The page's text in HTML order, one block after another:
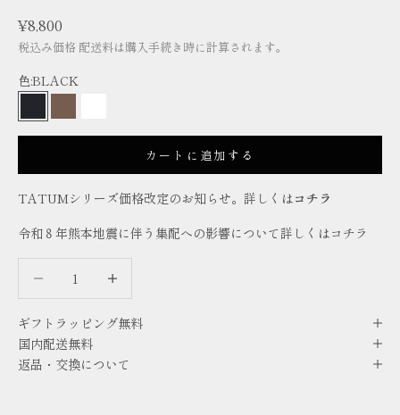
セール価格
¥8,800
税込み価格 配送料は購入手続き時に計算されます。
色:BLACK
BLACKBROWN
カートに追加する
TATUMシリーズ価格改定のお知らせ。詳しくはコチラ
令和８年熊本地震に伴う集配への影響について詳しくはコチラ
ギフトラッピング無料
国内配送無料
返品・交換について